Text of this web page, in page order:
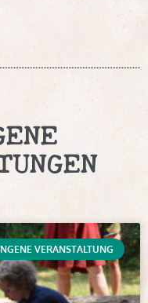
VERANSTALTUNG